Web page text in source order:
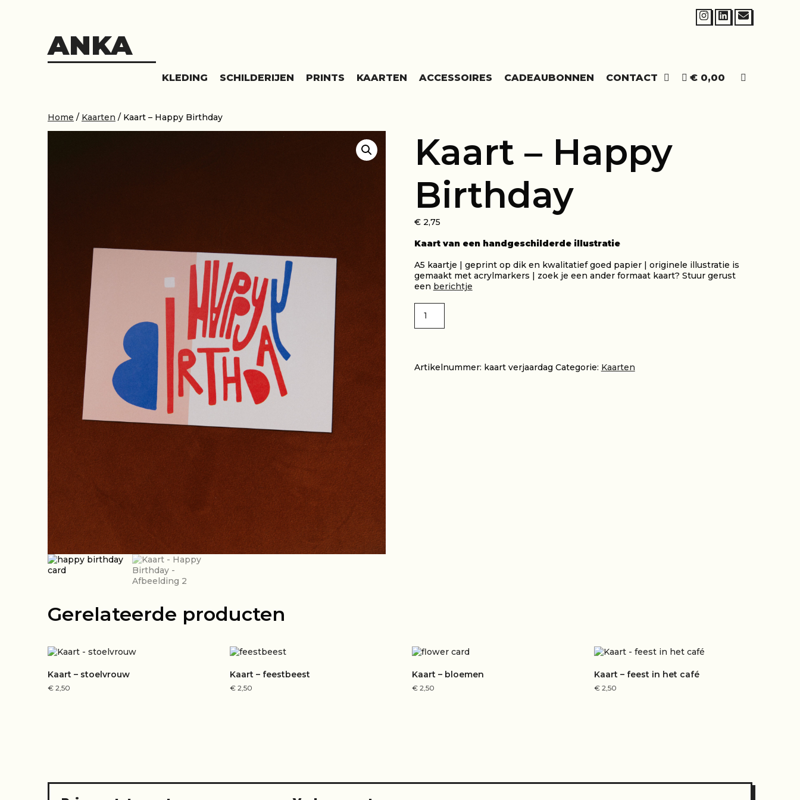
ANKA
KLEDING SCHILDERIJEN PRINTS KAARTEN ACCESSOIRES CADEAUBONNEN CONTACT € 0,00
Home / Kaarten / Kaart – Happy Birthday
Kaart – Happy
Birthday
€2,75
Kaart van een handgeschilderde illustratie
A5 kaartje | geprint op dik en kwalitatief goed papier | originele illustratie is
gemaakt met acrylmarkers | zoek je een ander formaat kaart? Stuur gerust
een berichtje
Happy
Artikelnummer: kaart verjaardag Categorie: Kaarten
Gerelateerde producten
Kaart – stoelvrouw
€ 2,50
Kaart – feestbeest
€ 2,50
Kaart – bloemen
€ 2,50
Kaart – feest in het café
€ 2,50